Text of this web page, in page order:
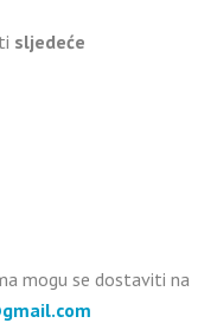
sljedeće
mogu se dostaviti na